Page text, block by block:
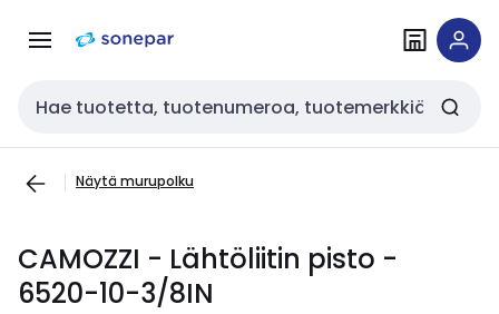
navigointiinsisältöön
Haku
Näytä murupolku
CAMOZZI - Lähtöliitin pisto -
6520-10-3/8IN